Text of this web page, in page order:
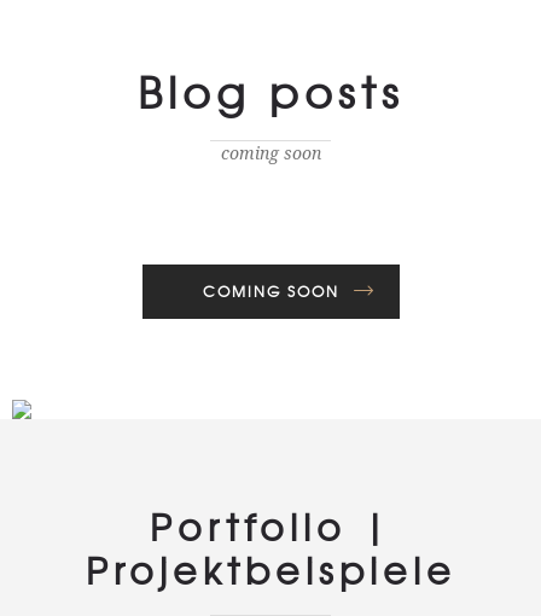
Blog posts
coming soon
COMING SOON
Portfolio |
Projektbeispiele